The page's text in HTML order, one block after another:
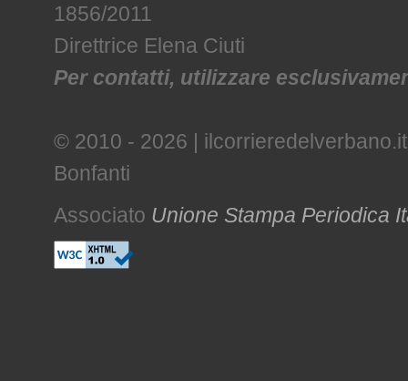
1856/2011
Direttrice Elena Ciuti
Per contatti, utilizzare
© 2010 - 2026 |
Bonfanti
Associato Unione Stampa Periodica